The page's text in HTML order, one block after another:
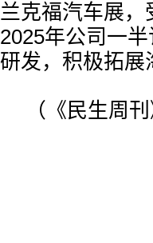
兰克福汽车展
2025年公司一
研发，积极拓展
（《民生周